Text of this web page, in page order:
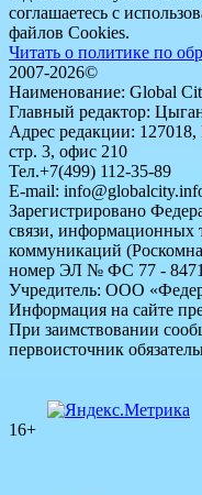
соглашаетесь с
файлов Cookies.
Читать о политике по
2007-2026©
Наименование: Global
Главный редактор:
Адрес редакции:
стр. 3, офис 210
Тел.+7(499) 112-35-89
E-mail:
Зарегистрировано
связи, информационных
коммуникаций
номер ЭЛ № ФС 77 -
Учредитель: ООО
Информация на сайте
При заимствовании
первоисточник
16+